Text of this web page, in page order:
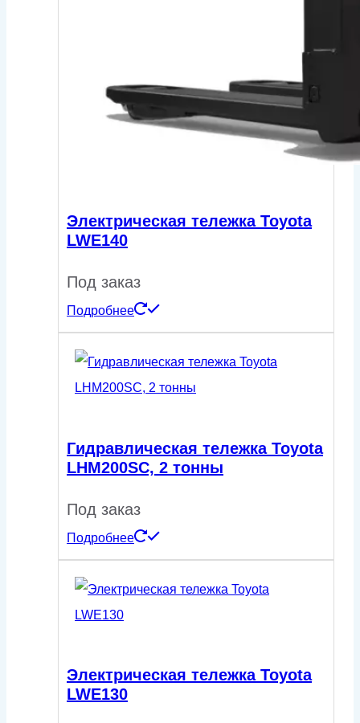
Электрическая тележка Toyota
LWE140
Под заказ
Подробнее
Гидравлическая тележка Toyota
LHM200SC, 2 тонны
Под заказ
Подробнее
Электрическая тележка Toyota
LWE130